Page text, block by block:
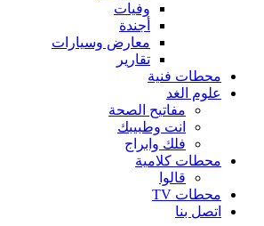
وفيات
أجندة
معارض وسيارات
تقارير
محطات فنية
علوم الغد
مفاتيح الصحة
انت وطبيبك
فلك وابراج
محطات كلامية
قالوا
محطات TV
اتصل بنا